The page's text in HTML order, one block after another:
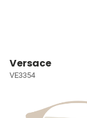
Versace
VE3354